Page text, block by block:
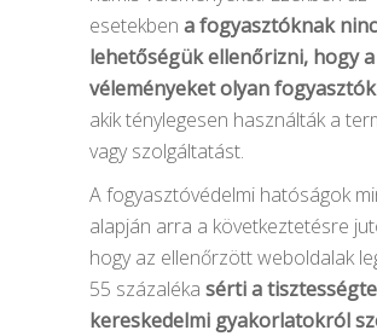
esetekben a fogyasztóknak
lehetőségük ellenőrizni, hogy a
véleményeket olyan
akik ténylegesen használták a
vagy szolgáltatást.
A fogyasztóvédelmi hatóságok
alapján arra a következtetésre
hogy az ellenőrzött weboldalak
55 százaléka sérti a
kereskedelmi gyakorlatokról